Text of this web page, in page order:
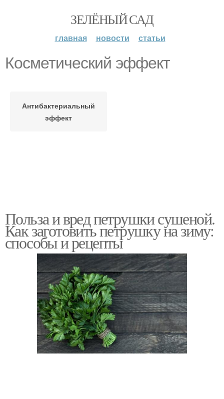
ЗЕЛЁНЫЙ САД
главная новости статьи
Косметический эффект
Антибактериальный
эффект
Польза и вред петрушки сушеной.
Как заготовить петрушку на зиму:
способы и рецепты